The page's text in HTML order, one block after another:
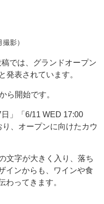
撮影）
では、グランドオープン
発表されています。
ら開始です。
」「6/11 WED 17:00
、オープンに向けたカウ
文字が大きく入り、落ち
インからも、ワインや食
わってきます。